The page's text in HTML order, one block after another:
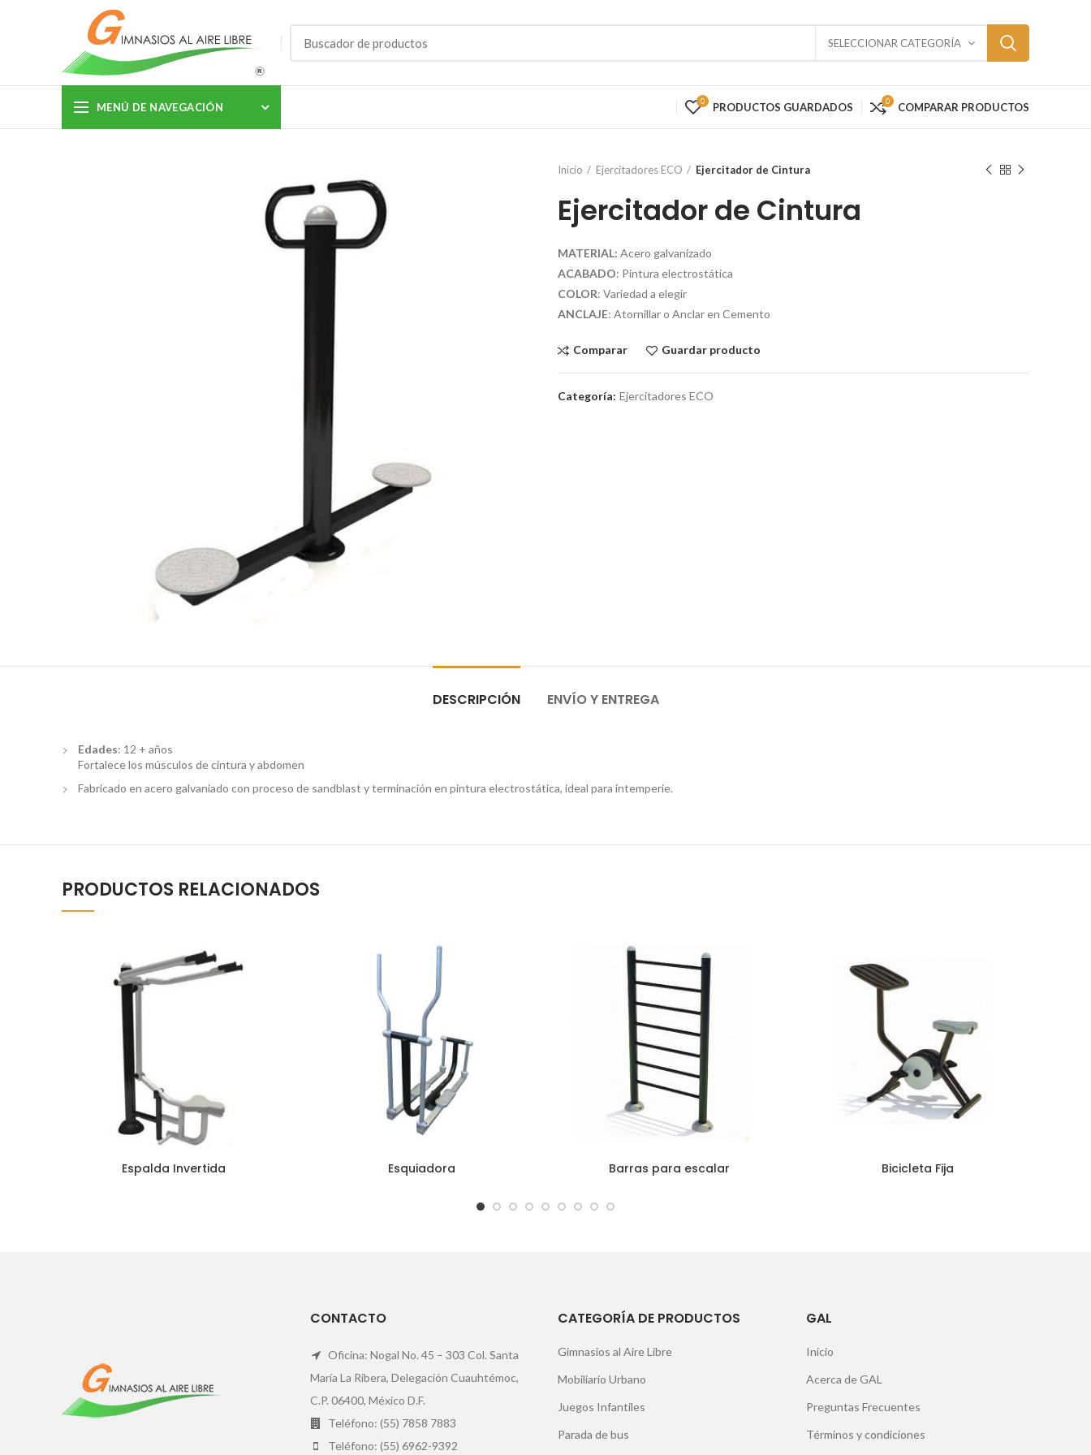
SELECCIONAR CATEGORÍA
MENÚ DE NAVEGACIÓN 0 PRODUCTOS GUARDADOS 0 COMPARAR PRODUCTOS
Inicio Ejercitadores ECO Ejercitador de Cintura
Ejercitador de Cintura
MATERIAL: Acero galvanizado
ACABADO: Pintura electrostática
COLOR: Variedad a elegir
ANCLAJE: Atornillar o Anclar en Cemento
Comparar Guardar producto
Categoría: Ejercitadores ECO
DESCRIPCIÓN ENVÍO Y ENTREGA
Edades: 12 + años
Fortalece los músculos de cintura y abdomen
Fabricado en acero galvaniado con proceso de sandblast y terminación en pintura electrostática, ideal para intemperie.
PRODUCTOS RELACIONADOS
Espalda Invertida Esquiadora Barras para escalar Bicicleta Fija
CONTACTO
Oficina: Nogal No. 45 – 303 Col. Santa
María La Ribera, Delegación Cuauhtémoc,
C.P. 06400, México D.F.
Teléfono: (55) 7858 7883
Teléfono: (55) 6962-9392
CATEGORÍA DE PRODUCTOS
Gimnasios al Aire Libre
Mobiliario Urbano
Juegos Infantiles
Parada de bus
GAL
Inicio
Acerca de GAL
Preguntas Frecuentes
Términos y condiciones